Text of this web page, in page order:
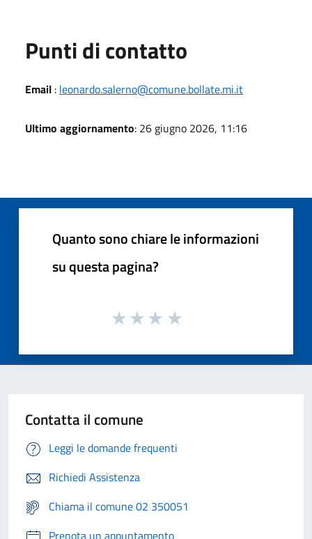
Punti di contatto
Email : leonardo.salerno@comune.bollate.mi.it
Ultimo aggiornamento: 26 giugno 2026, 11:16
Quanto sono chiare le informazioni
su questa pagina?
Contatta il comune
Leggi le domande frequenti
Richiedi Assistenza
Chiama il comune 02 350051